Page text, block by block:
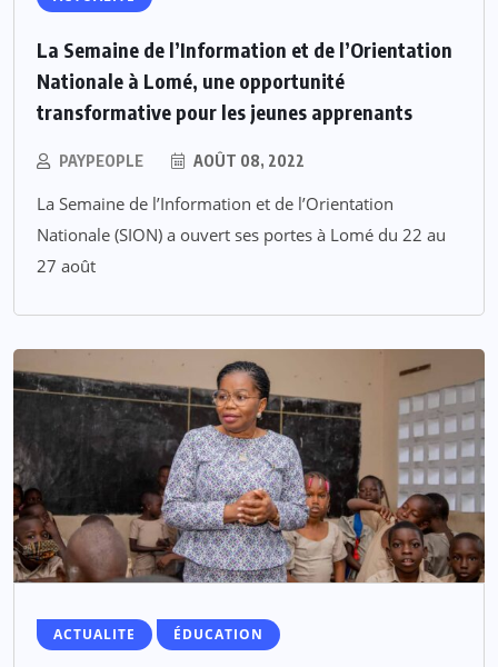
La Semaine de l’Information et de l’Orientation
Nationale à Lomé, une opportunité
transformative pour les jeunes apprenants
PAYPEOPLE AOÛT 08, 2022
La Semaine de l’Information et de l’Orientation
Nationale (SION) a ouvert ses portes à Lomé du 22 au
27 août
ACTUALITE ÉDUCATION